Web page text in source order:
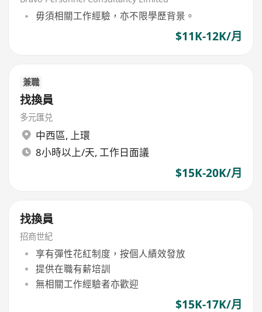
毋須相關工作經驗，亦不限學歷背景。
$11K-12K/月
兼職
找換員
多元匯兑
中西區, 上環
8小時以上/天, 工作日面議
$15K-20K/月
找換員
招商世紀
享有彈性花紅制度，按個人績效發放
提供在職有薪培訓
無相關工作經驗者亦歡迎
$15K-17K/月